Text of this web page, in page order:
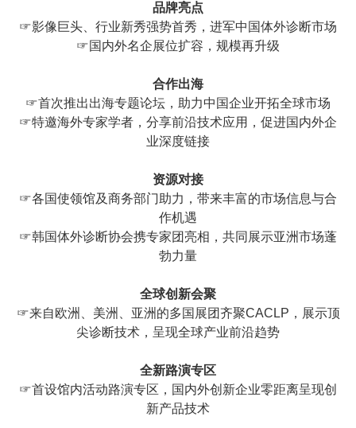
品牌亮点
☞影像巨头、行业新秀强势首秀，进军中国体外诊断市场
☞国内外名企展位扩容，规模再升级
合作出海
☞首次推出出海专题论坛，助力中国企业开拓全球市场
☞特邀海外专家学者，分享前沿技术应用，促进国内外企
业深度链接
资源对接
☞各国使领馆及商务部门助力，带来丰富的市场信息与合
作机遇
☞韩国体外诊断协会携专家团亮相，共同展示亚洲市场蓬
勃力量
全球创新会聚
☞来自欧洲、美洲、亚洲的多国展团齐聚CACLP，展示顶
尖诊断技术，呈现全球产业前沿趋势
全新路演专区
☞首设馆内活动路演专区，国内外创新企业零距离呈现创
新产品技术